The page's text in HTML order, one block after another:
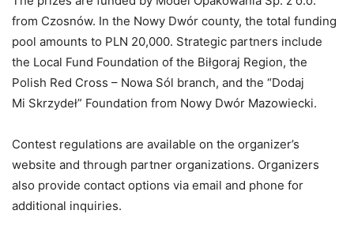
from Czosnów. In the Nowy Dwór county, the total funding
pool amounts to PLN 20,000. Strategic partners include
the Local Fund Foundation of the Biłgoraj Region, the
Polish Red Cross – Nowa Sól branch, and the “Dodaj
Mi Skrzydeł” Foundation from Nowy Dwór Mazowiecki.
Contest regulations are available on the organizer’s
website and through partner organizations. Organizers
also provide contact options via email and phone for
additional inquiries.